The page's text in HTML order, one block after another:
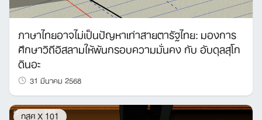
ภาษาไทยอาจไม่เป็นปัญหาเท่าสายตารัฐไทย: มองการ
ศึกษาวิถีอิสลามให้พ้นกรอบความมั่นคง กับ อับดุลสุโก
ดินอะ
31 มีนาคม 2568
กสศ X 101